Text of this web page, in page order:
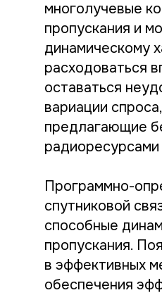
многолучевые
пропускания и
динамическому
расходоваться
оставаться
вариации
предлагающие
радиоресурсами
Программно-
спутниковой
способные
пропускания.
в эффективных
обеспечения